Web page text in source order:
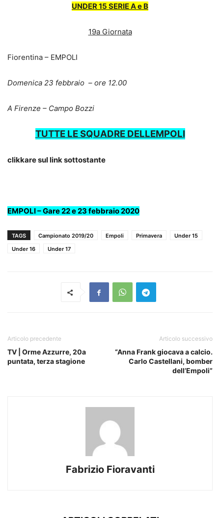
UNDER 15 SERIE A e B
19a Giornata
Fiorentina – EMPOLI
Domenica 23 febbraio – ore 12.00
A Firenze – Campo Bozzi
TUTTE LE SQUADRE DELLEMPOLI
clikkare sul link sottostante
EMPOLI – Gare 22 e 23 febbraio 2020
TAGS Campionato 2019/20 Empoli Primavera
Under 15
Under 16
Under 17
Articolo precedente
TV | Orme Azzurre, 20a
puntata, terza stagione
Articolo successivo
“Anna Frank giocava a calcio.
Carlo Castellani, bomber
dell’Empoli”
Fabrizio Fioravanti